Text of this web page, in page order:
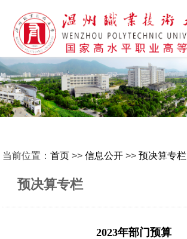
当前位置：首页 >>信息公开 >>预决算专栏
预决算专栏
2023年部门预算